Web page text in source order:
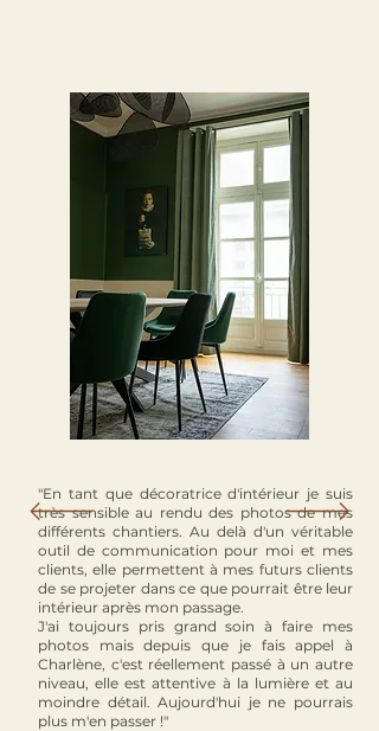
"En tant que décoratrice d'intérieur je suis
très sensible au rendu des photos de mes
différents chantiers. Au delà d'un véritable
outil de communication pour moi et mes
clients, elle permettent à mes futurs clients
de se projeter dans ce que pourrait être leur
intérieur après mon passage.
J'ai toujours pris grand soin à faire mes
photos mais depuis que je fais appel à
Charlène, c'est réellement passé à un autre
niveau, elle est attentive à la lumière et au
moindre détail. Aujourd'hui je ne pourrais
plus m'en passer !"